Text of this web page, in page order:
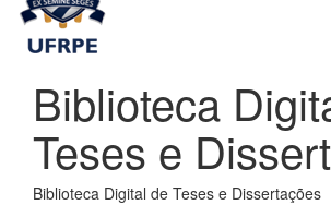
Biblioteca
Teses e
Biblioteca Digital de Teses e Dissertações